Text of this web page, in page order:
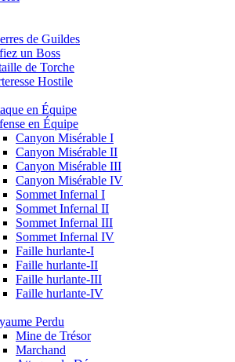
de Guildes
un Boss
de Torche
Hostile
en Équipe
en Équipe
Canyon Misérable I
Canyon Misérable II
Canyon Misérable III
Canyon Misérable IV
Sommet Infernal I
Sommet Infernal II
Sommet Infernal III
Sommet Infernal IV
Faille hurlante-I
Faille hurlante-II
Faille hurlante-III
Faille hurlante-IV
Perdu
Mine de Trésor
Marchand